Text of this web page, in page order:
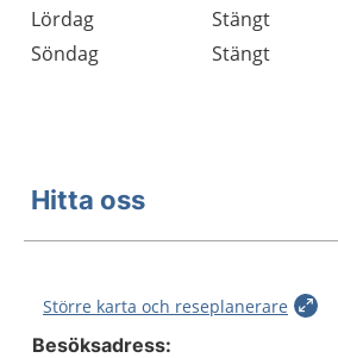
Lördag
Stängt
Söndag
Stängt
Hitta oss
Större karta och reseplanerare
Besöksadress: